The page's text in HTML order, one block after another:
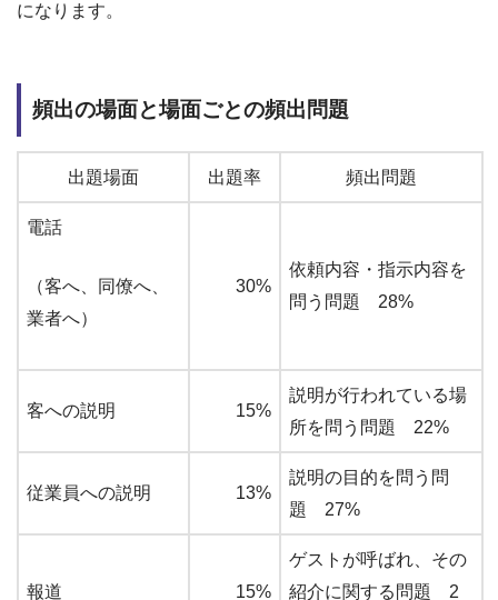
になります。
頻出の場面と場面ごとの頻出問題
出題場面 出題率 頻出問題
電話
（客へ、同僚へ、
業者へ）
30%
依頼内容・指示内容を
問う問題 28%
客への説明 15%
説明が行われている場
所を問う問題 22%
従業員への説明 13%
説明の目的を問う問
題 27%
報道 15%
ゲストが呼ばれ、その
紹介に関する問題 2